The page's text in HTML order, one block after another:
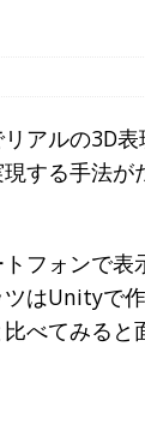
アルの3D表
する手法が
フォンで表
はUnityで
べてみると